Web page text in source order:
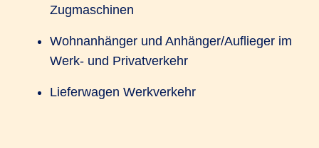
Zugmaschinen
Wohnanhänger und Anhänger/Auflieger im
Werk- und Privatverkehr
Lieferwagen Werkverkehr